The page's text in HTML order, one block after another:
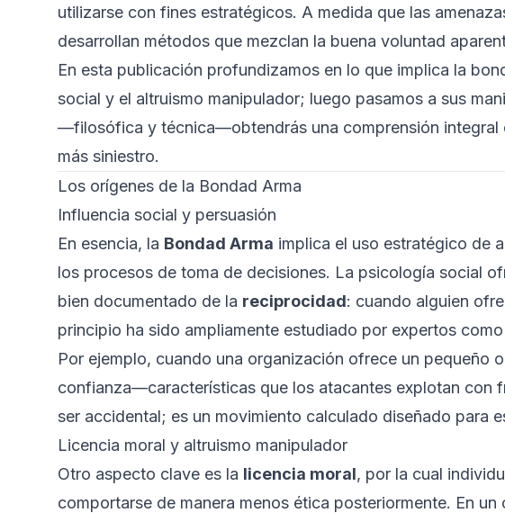
utilizarse con fines estratégicos. A medida que las
desarrollan métodos que mezclan la buena voluntad
En esta publicación profundizamos en lo que implica la
social y el altruismo manipulador; luego pasamos a sus
—filosófica y técnica—obtendrás una comprensión integral
más siniestro.
Los orígenes de la Bondad Arma
Influencia social y persuasión
En esencia, la Bondad Arma implica el uso estratégico de
los procesos de toma de decisiones. La psicología social
bien documentado de la reciprocidad: cuando alguien
principio ha sido ampliamente estudiado por expertos
Por ejemplo, cuando una organización ofrece un pequeño
confianza—características que los atacantes explotan con
ser accidental; es un movimiento calculado diseñado para
Licencia moral y altruismo manipulador
Otro aspecto clave es la licencia moral, por la cual
comportarse de manera menos ética posteriormente. En